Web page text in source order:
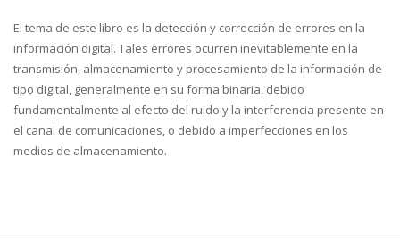
El tema de este libro es la detección y corrección de errores en la
información digital. Tales errores ocurren inevitablemente en la
transmisión, almacenamiento y procesamiento de la información de
tipo digital, generalmente en su forma binaria, debido
fundamentalmente al efecto del ruido y la interferencia presente en
el canal de comunicaciones, o debido a imperfecciones en los
medios de almacenamiento.